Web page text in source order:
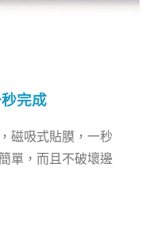
完成
磁吸式貼膜，一秒
單，而且不破壞邊